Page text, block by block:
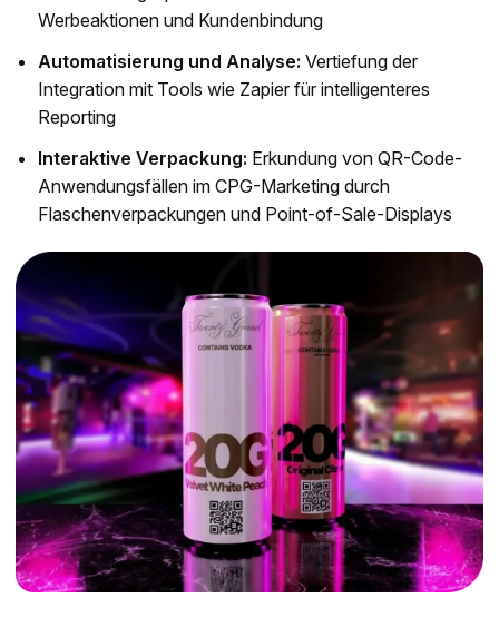
Werbeaktionen und Kundenbindung
Automatisierung und Analyse: Vertiefung der
Integration mit Tools wie Zapier für intelligenteres
Reporting
Interaktive Verpackung: Erkundung von QR-Code-
Anwendungsfällen im CPG-Marketing durch
Flaschenverpackungen und Point-of-Sale-Displays